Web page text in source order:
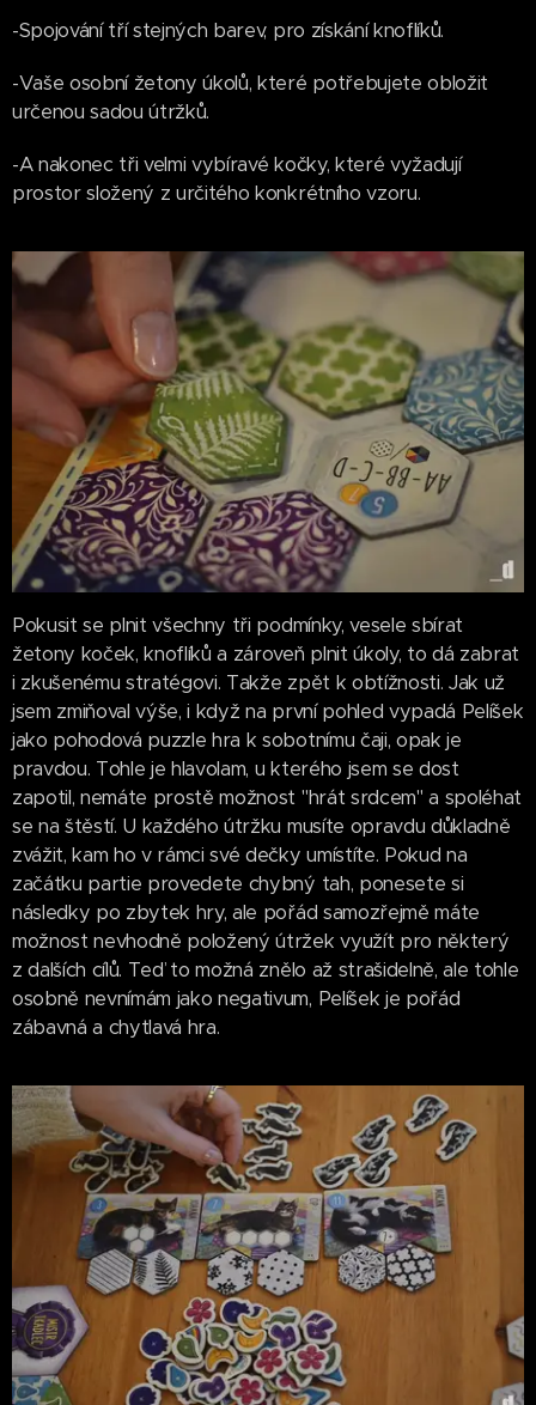
-Spojování tří stejných barev, pro získání knoflíků.
-Vaše osobní žetony úkolů, které potřebujete obložit
určenou sadou útržků.
-A nakonec tři velmi vybíravé kočky, které vyžadují
prostor složený z určitého konkrétního vzoru.
Pokusit se plnit všechny tři podmínky, vesele sbírat
žetony koček, knoflíků a zároveň plnit úkoly, to dá zabrat
i zkušenému stratégovi. Takže zpět k obtížnosti. Jak už
jsem zmiňoval výše, i když na první pohled vypadá Pelíšek
jako pohodová puzzle hra k sobotnímu čaji, opak je
pravdou. Tohle je hlavolam, u kterého jsem se dost
zapotil, nemáte prostě možnost "hrát srdcem" a spoléhat
se na štěstí. U každého útržku musíte opravdu důkladně
zvážit, kam ho v rámci své dečky umístíte. Pokud na
začátku partie provedete chybný tah, ponesete si
následky po zbytek hry, ale pořád samozřejmě máte
možnost nevhodně položený útržek využít pro některý
z dalších cílů. Teď to možná znělo až strašidelně, ale tohle
osobně nevnímám jako negativum, Pelíšek je pořád
zábavná a chytlavá hra.